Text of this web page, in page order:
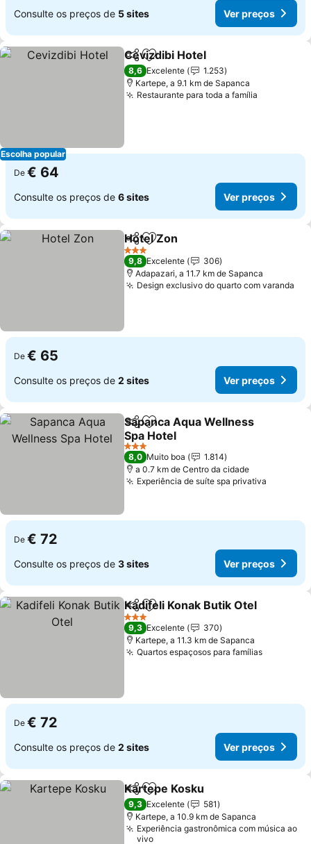
Consulte os preços de 5 sites Ver preços
Escolha popular
PartilharAdicionar aos favoritos
Cevizdibi Hotel
8,6 Excelente
1.253
Kartepe, a 9.1 km de Sapanca
Restaurante para toda a família
De € 64
Consulte os preços de 6 sites Ver preços
PartilharAdicionar aos favoritos
Hotel Zon
3 Estrelas
9,8 Excelente
306
Adapazari, a 11.7 km de Sapanca
Design exclusivo do quarto com varanda
De € 65
Consulte os preços de 2 sites Ver preços
PartilharAdicionar aos favoritos
Sapanca Aqua Wellness
Spa Hotel
Ver preços
3 Estrelas
8,0 Muito boa
1.814
a 0.7 km de Centro da cidade
Experiência de suíte spa privativa
De € 72
Consulte os preços de 3 sites Ver preços
PartilharAdicionar aos favoritos
Kadifeli Konak Butik Otel
3 Estrelas
9,3 Excelente
370
Kartepe, a 11.3 km de Sapanca
Quartos espaçosos para famíliasVer
De € 72
Consulte os preços de 2 sites Ver preços
PartilharAdicionar aos favoritos
Kartepe Kosku
9,3 Excelente
581
Kartepe, a 10.9 km de Sapanca
Experiência gastronômica com música ao
vivo